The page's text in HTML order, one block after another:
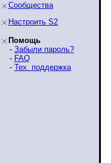
Сообщества
Настроить S2
Помощь
- Забыли пароль?
- FAQ
- Тех. поддержка